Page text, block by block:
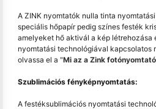
A ZINK nyomtatók nulla tinta
speciális hőpapír pedig színes festék
amelyeket hő aktivál a kép létrehozása
nyomtatási technológiával kapcsolatos
olvassa el a "Mi az a Zink fotónyomtató
Szublimációs fényképnyomtatás:
A festéksublimációs nyomtatási